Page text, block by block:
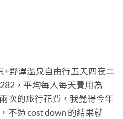
+野澤溫泉自由行五天四夜二
，平均每人每天費用為
次的旅行花費，我覺得今年
不過 cost down 的結果就